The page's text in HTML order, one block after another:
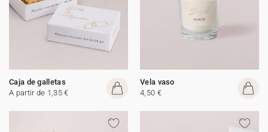
Caja de galletas
A partir de 1,35 €
Vela vaso
4,50 €